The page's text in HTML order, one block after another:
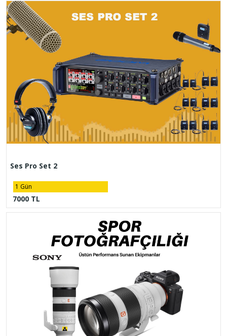
Ses Pro Set 2
1 Gün
7000 TL